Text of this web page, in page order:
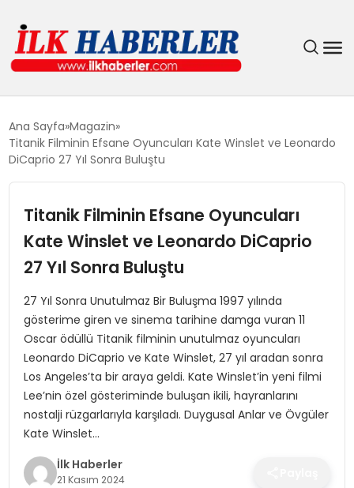
EĞITIM
GÜNDEM
SIYASET
SPOR
TEKNOLOJI
Ana Sayfa Magazin
Titanik Filminin Efsane Oyuncuları Kate Winslet ve Leonardo
DiCaprio 27 Yıl Sonra Buluştu
Titanik Filminin Efsane Oyuncuları
Kate Winslet ve Leonardo DiCaprio
27 Yıl Sonra Buluştu
27 Yıl Sonra Unutulmaz Bir Buluşma 1997 yılında
gösterime giren ve sinema tarihine damga vuran 11
Oscar ödüllü Titanik filminin unutulmaz oyuncuları
Leonardo DiCaprio ve Kate Winslet, 27 yıl aradan sonra
Los Angeles’ta bir araya geldi. Kate Winslet’in yeni filmi
Lee’nin özel gösteriminde buluşan ikili, hayranlarını
nostalji rüzgarlarıyla karşıladı. Duygusal Anlar ve Övgüler
Kate Winslet…
İlk Haberler
21 Kasım 2024